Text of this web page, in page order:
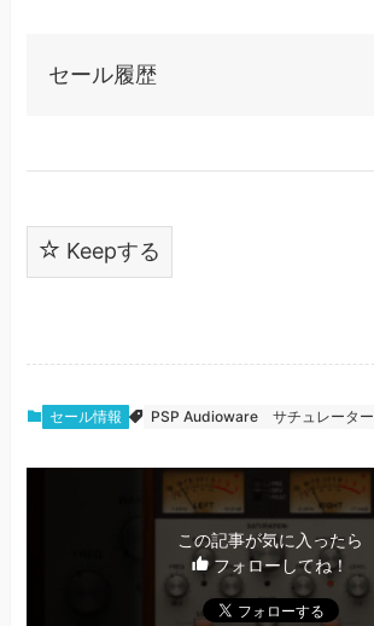
セール履歴
Keepする
セール情報 PSP Audioware サチュレーター
この記事が気に入ったら
フォローしてね！